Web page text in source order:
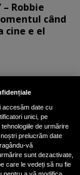
Robbie
când
cine e el
trupei
talentul
în Franţa
accesăm date cu
unici, pe
de urmărire
prelucrăm date
vă
sunt dezactivate,
care le vedeți să nu fie